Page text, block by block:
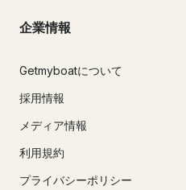
企業情報
Getmyboatについて
採用情報
メディア情報
利用規約
プライバシーポリシー